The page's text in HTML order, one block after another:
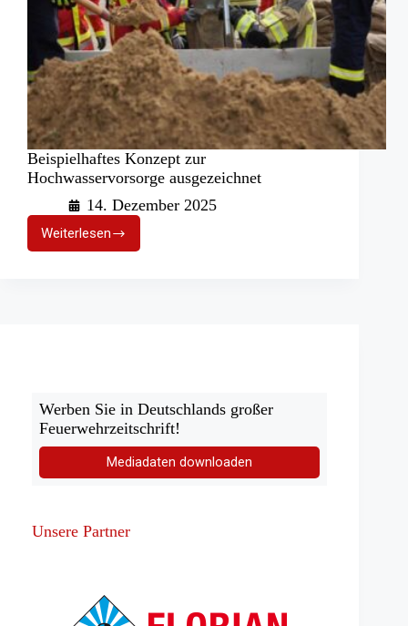
Beispielhaftes Konzept zur
Hochwasservorsorge ausgezeichnet
14. Dezember 2025
WeiterlesenBeispielhaftes
Konzept
Werben Sie in Deutschlands großer
Feuerwehrzeitschrift!
Mediadaten downloaden
Unsere Partner